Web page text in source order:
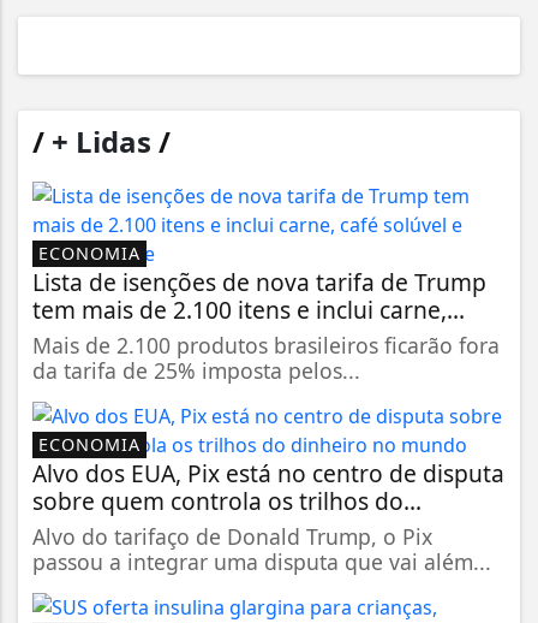
/ + Lidas /
ECONOMIA
Lista de isenções de nova tarifa de Trump
tem mais de 2.100 itens e inclui carne,...
Mais de 2.100 produtos brasileiros ficarão fora
da tarifa de 25% imposta pelos...
ECONOMIA
Alvo dos EUA, Pix está no centro de disputa
sobre quem controla os trilhos do...
Alvo do tarifaço de Donald Trump, o Pix
passou a integrar uma disputa que vai além...